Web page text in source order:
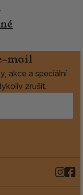
mail
akce a speciální
zrušit.